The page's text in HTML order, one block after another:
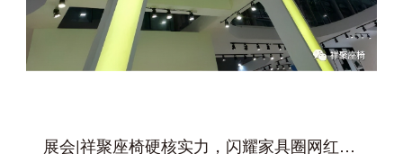
展会|祥聚座椅硬核实力，闪耀家具圈网红打卡地！